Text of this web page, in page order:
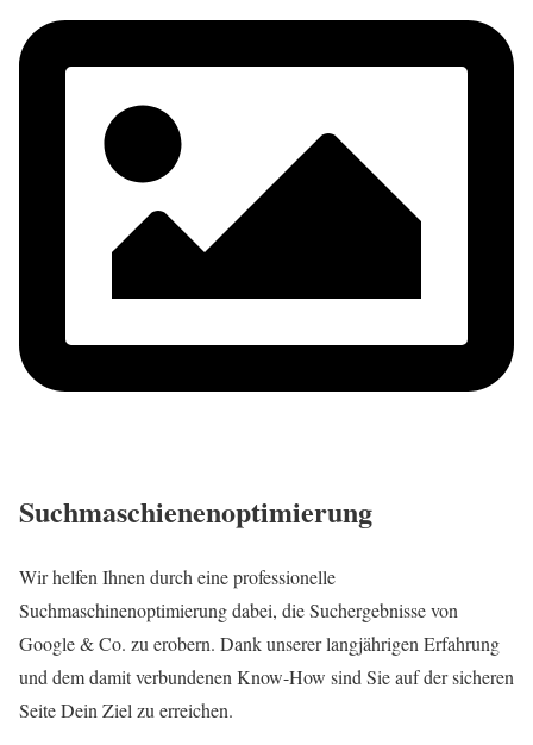
Suchmaschienenoptimierung
Wir helfen Ihnen durch eine professionelle
Suchmaschinenoptimierung dabei, die Suchergebnisse von
Google & Co. zu erobern. Dank unserer langjährigen Erfahrung
und dem damit verbundenen Know-How sind Sie auf der sicheren
Seite Dein Ziel zu erreichen.